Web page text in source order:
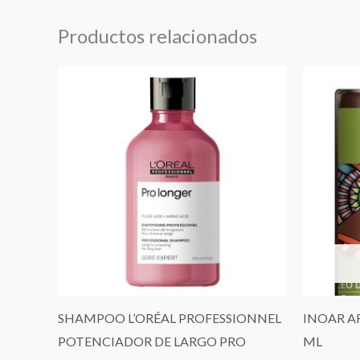
Productos relacionados
SHAMPOO L’ORÉAL PROFESSIONNEL
POTENCIADOR DE LARGO PRO
INOAR
ML